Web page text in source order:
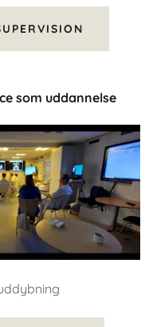
som uddannelse